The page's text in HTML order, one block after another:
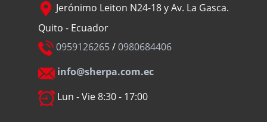
Jerónimo Leiton N24-18 y Av. La Gasca.
Quito - Ecuador
0959126265/0980684406
info@sherpa.com.ec
Lun - Vie 8:30 - 17:00